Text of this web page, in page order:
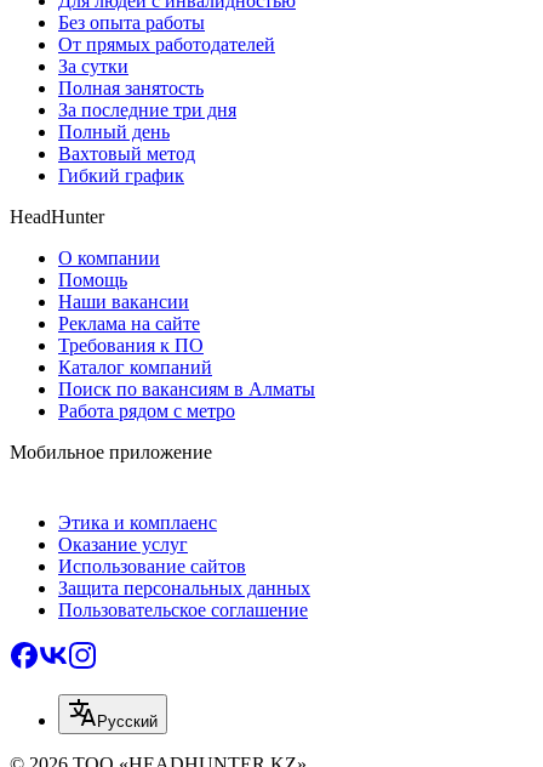
Без опыта работы
От прямых работодателей
За сутки
Полная занятость
За последние три дня
Полный день
Вахтовый метод
Гибкий график
HeadHunter
О компании
Помощь
Наши вакансии
Реклама на сайте
Требования к ПО
Каталог компаний
Поиск по вакансиям в Алматы
Работа рядом с метро
Мобильное приложение
Этика и комплаенс
Оказание услуг
Использование сайтов
Защита персональных данных
Пользовательское соглашение
Русский